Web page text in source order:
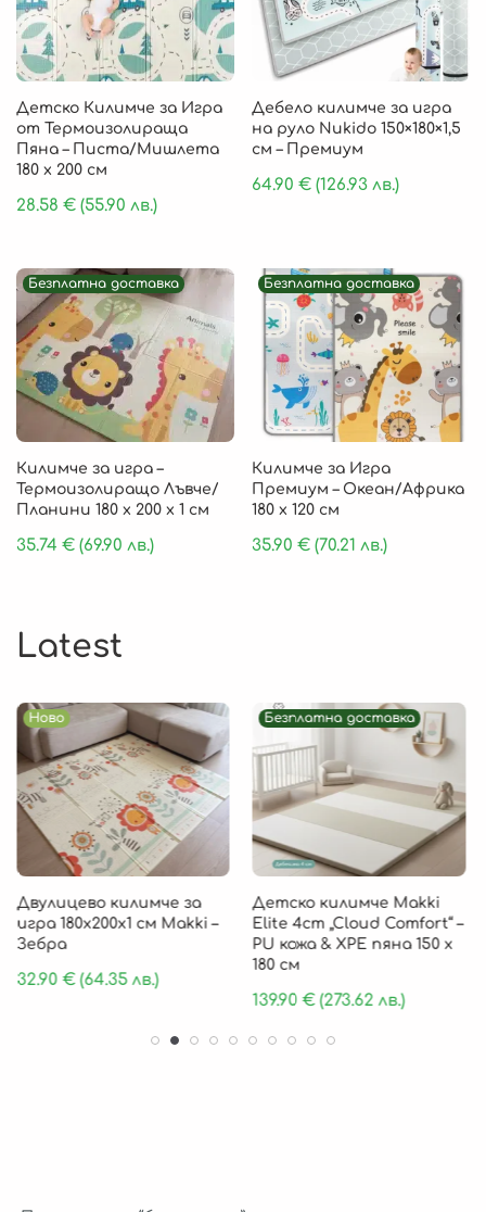
Детско Килимче за Игра
от Термоизолираща
Пяна – Писта/Мишлета
180 x 200 см
28.58 € (55.90 лв.)
Дебело килимче за игра
на руло Nukido 150×180×1,5
см – Премиум
64.90€ (126.93 лв.)
Безплатна доставка
Килимче за игра –
Термоизолиращо Лъвче/
Планини 180 x 200 x 1 см
35.74 € (69.90 лв.)
Безплатна доставка
Килимче за Игра
Премиум – Океан/Африка
180 х 120 см
35.90€ (70.21 лв.)
Latest
Ново
Двулицево килимче за
игра 180х200х1 см Makki –
Зебра
32.90 €(64.35 лв.)
Безплатна доставка
Детско килимче Makki
Elite 4cm „Cloud Comfort“ –
PU кожа & XPE пяна 150 х
180 см
139.90€(273.62 лв.)